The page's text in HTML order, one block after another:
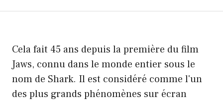
Cela fait 45 ans depuis la première du film
Jaws, connu dans le monde entier sous le
nom de Shark. Il est considéré comme l'un
des plus grands phénomènes sur écran